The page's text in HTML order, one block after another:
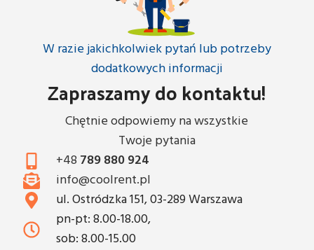
W razie jakichkolwiek pytań lub potrzeby
dodatkowych informacji
Zapraszamy do kontaktu!
Chętnie odpowiemy na wszystkie
Twoje pytania
+48 789 880 924
info@coolrent.pl
ul. Ostródzka 151, 03-289 Warszawa
pn-pt: 8.00-18.00,
sob: 8.00-15.00